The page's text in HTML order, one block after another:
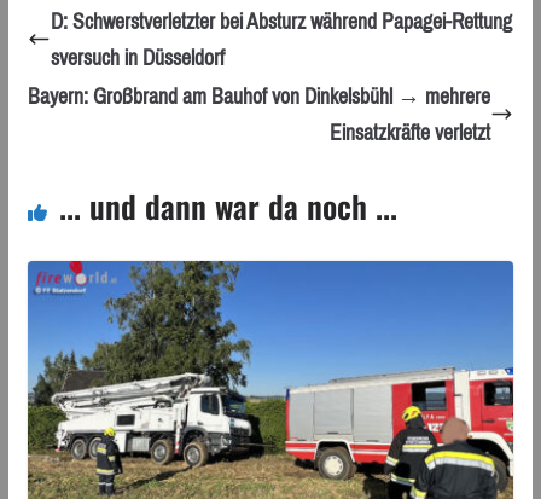
D: Schwerstverletzter bei Absturz während Papagei-Rettung
sversuch in Düsseldorf
Bayern: Großbrand am Bauhof von Dinkelsbühl → mehrere
Einsatzkräfte verletzt
... und dann war da noch ...